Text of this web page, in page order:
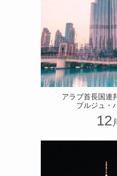
アラブ首長国連
ブルジュ・
12